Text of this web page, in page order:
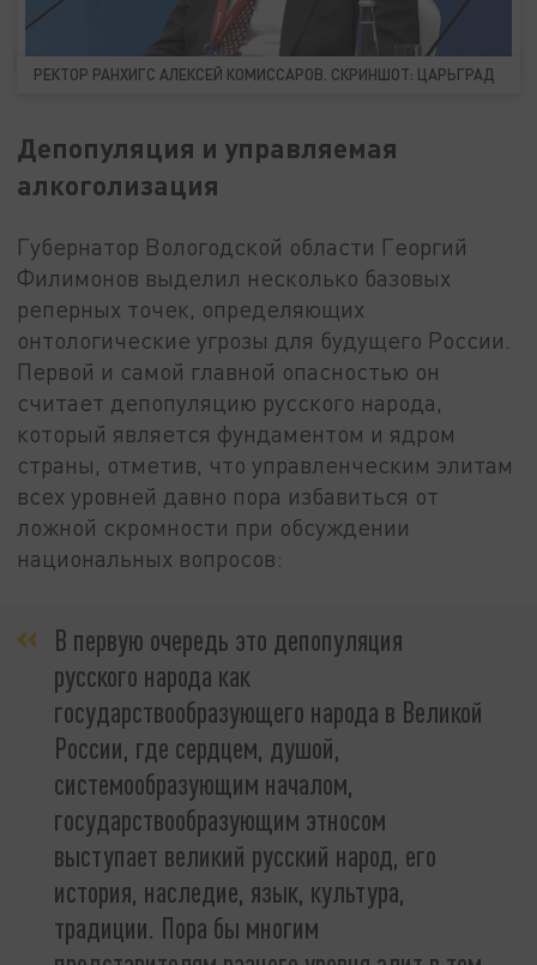
РЕКТОР РАНХИГС АЛЕКСЕЙ КОМИССАРОВ. СКРИНШОТ: ЦАРЬГРАД
Депопуляция и управляемая
алкоголизация
Губернатор Вологодской области Георгий
Филимонов выделил несколько базовых
реперных точек, определяющих
онтологические угрозы для будущего России.
Первой и самой главной опасностью он
считает депопуляцию русского народа,
который является фундаментом и ядром
страны, отметив, что управленческим элитам
всех уровней давно пора избавиться от
ложной скромности при обсуждении
национальных вопросов:
В первую очередь это депопуляция
русского народа как
государствообразующего народа в Великой
России, где сердцем, душой,
системообразующим началом,
государствообразующим этносом
выступает великий русский народ, его
история, наследие, язык, культура,
традиции. Пора бы многим